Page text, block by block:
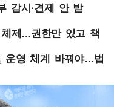
감시·견제 안 받
제…권한만 있고 책
운영 체계 바꿔야…법